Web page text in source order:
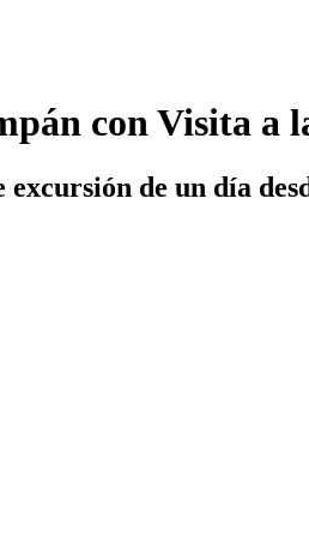
con Visita a
de un día